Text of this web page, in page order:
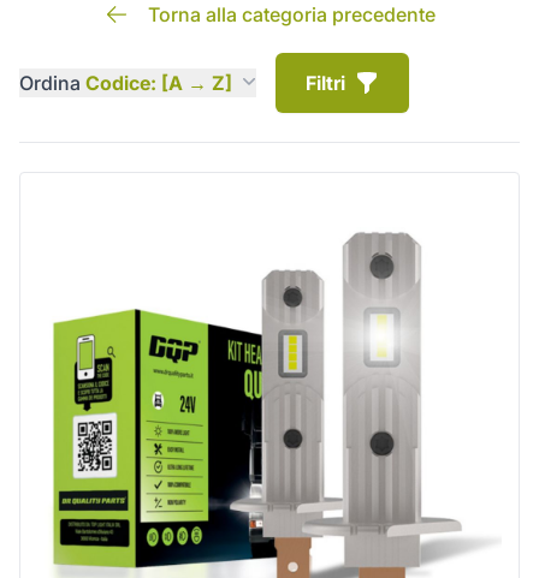
Torna alla categoria precedente
Ordina Codice: [A → Z] Filtri